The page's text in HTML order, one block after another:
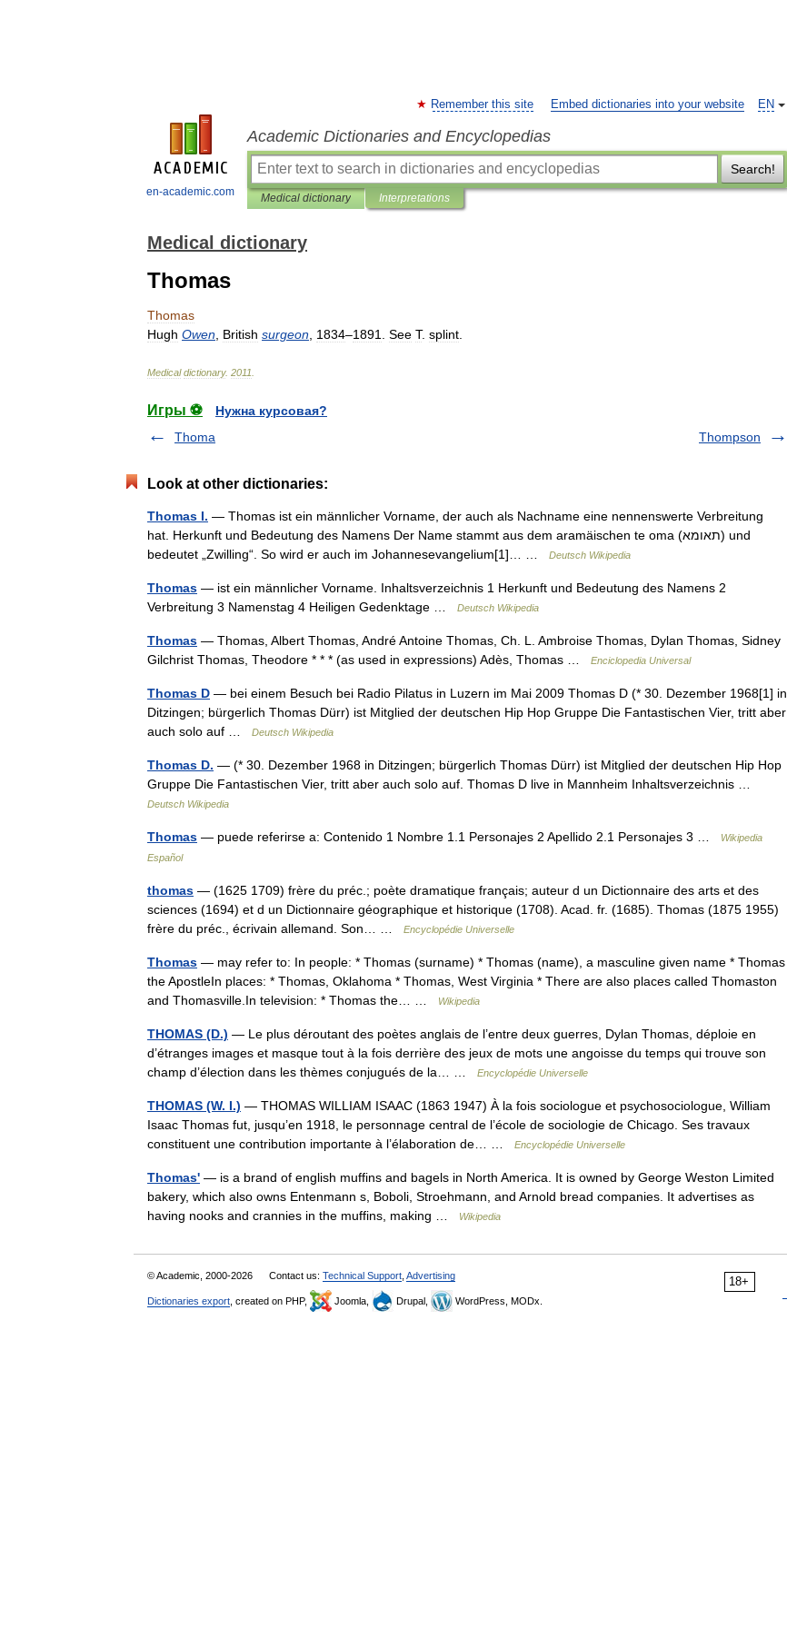
en-academic.com
EN
Remember this site Embed dictionaries into your website
Academic Dictionaries and Encyclopedias
Search!
Medical dictionary Interpretations
Medical dictionary
Thomas
Thomas
Hugh Owen British surgeon 1834–1891 See T. splint
Medical dictionary. 2011
Игры ⚽
Нужна курсовая?
Thoma
Thompson
Look at other dictionaries:
Thomas I. — Thomas ist ein männlicher Vorname, der auch als Nachname eine nennenswerte Verbreitung
hat. Herkunft und Bedeutung des Namens Der Name stammt aus dem aramäischen te oma (תאומא) und
bedeutet „Zwilling“. So wird er auch im Johannesevangelium[1]… …
Deutsch Wikipedia
Thomas — ist ein männlicher Vorname. Inhaltsverzeichnis 1 Herkunft und Bedeutung des Namens 2
Verbreitung 3 Namenstag 4 Heiligen Gedenktage …
Deutsch Wikipedia
Thomas — Thomas, Albert Thomas, André Antoine Thomas, Ch. L. Ambroise Thomas, Dylan Thomas, Sidney
Gilchrist Thomas, Theodore * * * (as used in expressions) Adès, Thomas …
Enciclopedia Universal
Thomas D — bei einem Besuch bei Radio Pilatus in Luzern im Mai 2009 Thomas D (* 30. Dezember 1968[1] in
Ditzingen; bürgerlich Thomas Dürr) ist Mitglied der deutschen Hip Hop Gruppe Die Fantastischen Vier, tritt aber
auch solo auf …
Deutsch Wikipedia
Thomas D. — (* 30. Dezember 1968 in Ditzingen; bürgerlich Thomas Dürr) ist Mitglied der deutschen Hip Hop
Gruppe Die Fantastischen Vier, tritt aber auch solo auf. Thomas D live in Mannheim Inhaltsverzeichnis …
Deutsch Wikipedia
Thomas — puede referirse a: Contenido 1 Nombre 1.1 Personajes 2 Apellido 2.1 Personajes 3 …
Wikipedia
Español
thomas — (1625 1709) frère du préc.; poète dramatique français; auteur d un Dictionnaire des arts et des
sciences (1694) et d un Dictionnaire géographique et historique (1708). Acad. fr. (1685). Thomas (1875 1955)
frère du préc., écrivain allemand. Son… …
Encyclopédie Universelle
Thomas — may refer to: In people: * Thomas (surname) * Thomas (name), a masculine given name * Thomas
the ApostleIn places: * Thomas, Oklahoma * Thomas, West Virginia * There are also places called Thomaston
and Thomasville.In television: * Thomas the… …
Wikipedia
THOMAS (D.) — Le plus déroutant des poètes anglais de l’entre deux guerres, Dylan Thomas, déploie en
d’étranges images et masque tout à la fois derrière des jeux de mots une angoisse du temps qui trouve son
champ d’élection dans les thèmes conjugués de la… …
Encyclopédie Universelle
THOMAS (W. I.) — THOMAS WILLIAM ISAAC (1863 1947) À la fois sociologue et psychosociologue, William
Isaac Thomas fut, jusqu’en 1918, le personnage central de l’école de sociologie de Chicago. Ses travaux
constituent une contribution importante à l’élaboration de… …
Encyclopédie Universelle
Thomas' — is a brand of english muffins and bagels in North America. It is owned by George Weston Limited
bakery, which also owns Entenmann s, Boboli, Stroehmann, and Arnold bread companies. It advertises as
having nooks and crannies in the muffins, making …
Wikipedia
18+
© Academic, 2000-2026 Contact us: Technical Support Advertising
Dictionaries export , created on PHP, Joomla, Drupal, WordPress, MODx.